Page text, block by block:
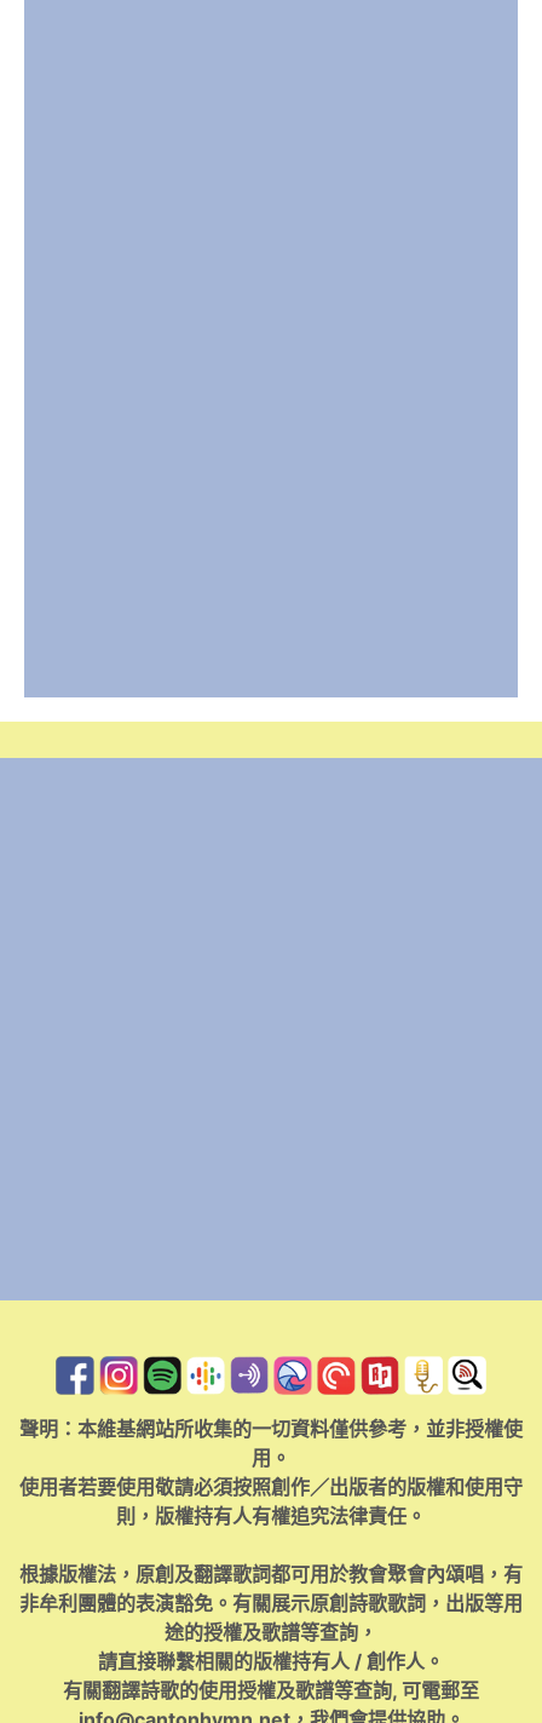
聲明：本維基網站所收集的一切資料僅供參考，並非授權使
用。
使用者若要使用敬請必須按照創作／出版者的版權和使用守
則，版權持有人有權追究法律責任。
根據版權法，原創及翻譯歌詞都可用於教會聚會內頌唱，有
非牟利團體的表演豁免。有關展示原創詩歌歌詞，出版等用
途的授權及歌譜等查詢，
請直接聯繫相關的版權持有人 / 創作人。
有關翻譯詩歌的使用授權及歌譜等查詢, 可電郵至